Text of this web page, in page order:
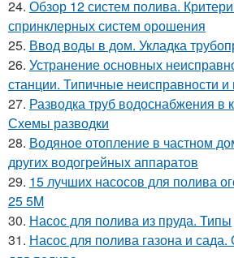
24. Обзор 12 систем полива.
спринклерных систем орошения
25. Ввод воды в дом. Укладка
26. Устранение основных
станции. Типичные неисправности и
27. Разводка труб водоснабжения в
Схемы разводки
28. Водяное отопление в частном
других водогрейных аппаратов
29. 15 лучших насосов для полива
25 5M
30. Насос для полива из пруда. Типы
31. Насос для полива газона и сада.